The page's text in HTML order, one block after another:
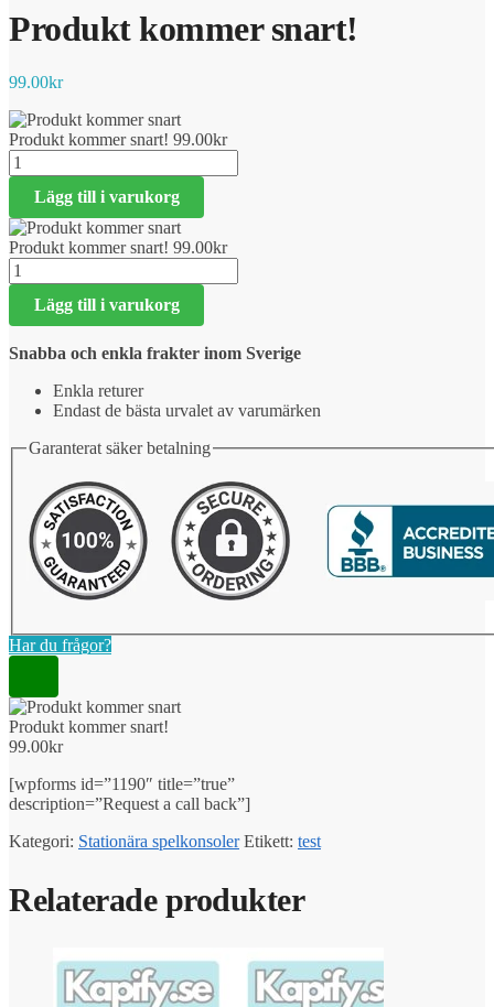
Produkt kommer snart!
99.00kr
Produkt kommer snart! 99.00kr
Produkt
kommer
snart!
mängd
Lägg till i varukorg
Produkt kommer snart! 99.00kr
Produkt
kommer
snart!
mängd
Lägg till i varukorg
Snabba och enkla frakter inom Sverige
Enkla returer
Endast de bästa urvalet av varumärken
Garanterat säker betalning
Har du frågor?
Produkt kommer snart!
99.00kr
[wpforms id=”1190″ title=”true”
description=”Request a call back”]
Kategori: Stationära spelkonsoler Etikett: test
Relaterade produkter